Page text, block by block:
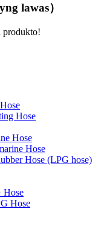
lawas）
produkto!
Hose
Hose
Hose
Hose (LPG hose)
Hose
Hose